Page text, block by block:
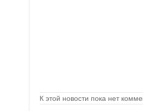
К этой новости пока нет